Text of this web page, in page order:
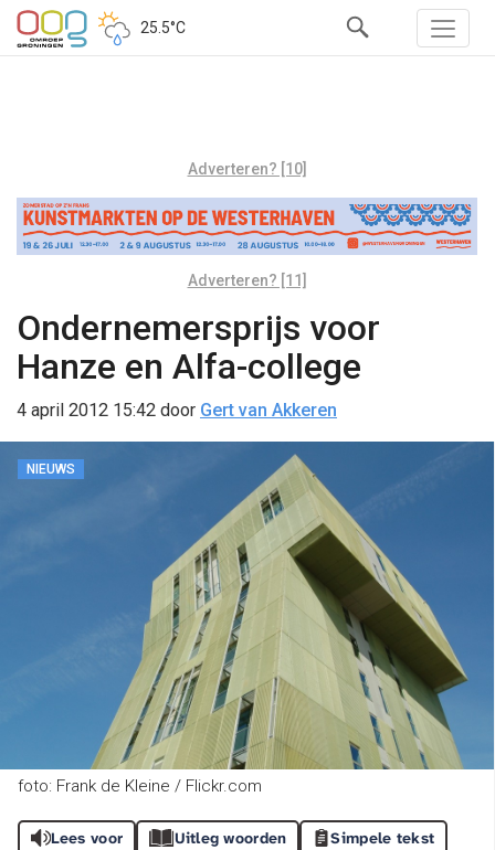
25.5°C
Adverteren? [10]
Adverteren? [11]
Ondernemersprijs voor
Hanze en Alfa-college
4 april 2012 15:42 door Gert van Akkeren
NIEUWS
foto: Frank de Kleine / Flickr.com
Lees voor Uitleg woorden Simpele tekst